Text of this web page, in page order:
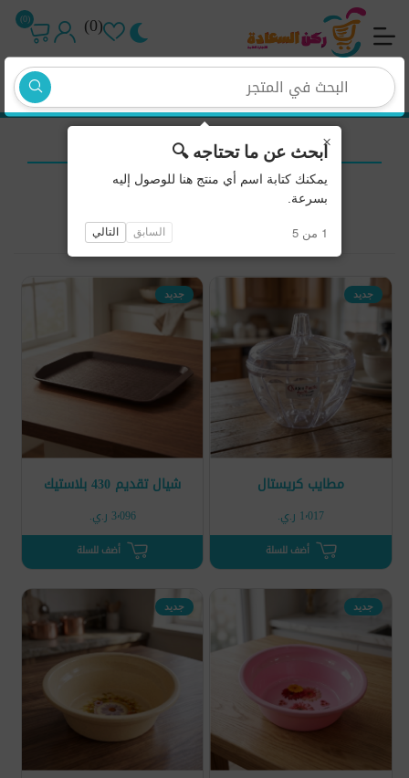
(0)
تسجيل جديد
(0)
صواني تقديم
الرئيسية
مطايب كريستال
جديد
1٬017 ر.ي.‏
أضف للسلة
شيال تقديم 430 بلاستيك
جديد
3٬096 ر.ي.‏
أضف للسلة
جديد جديد
×ابحث عن ما تحتاجه 🔍
يمكنك كتابة اسم أي منتج هنا للوصول إليه
بسرعة.
1 من 5 السابق التالي